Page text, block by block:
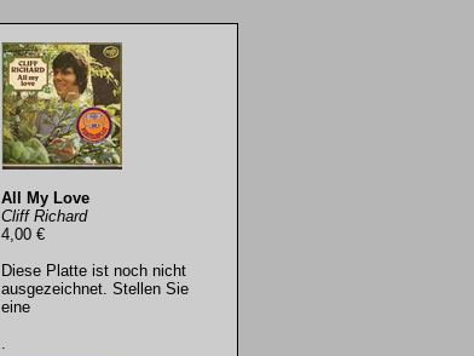
All My Love
Cliff Richard
4,00 €
Diese Platte ist noch nicht
ausgezeichnet. Stellen Sie
eine